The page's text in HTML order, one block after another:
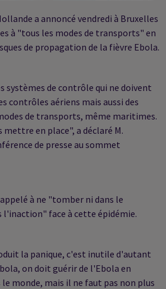
a annoncé vendredi à Bruxelles
à "tous les modes de transports" en
de propagation de la fièvre Ebola.
systèmes de contrôle qui ne doivent
contrôles aériens mais aussi des
de transports, même maritimes.
mettre en place", a déclaré M.
de presse au sommet
à ne "tomber ni dans le
face à cette épidémie.
la panique, c'est inutile d'autant
on doit guérir de l'Ebola en
monde, mais il ne faut pas non plus